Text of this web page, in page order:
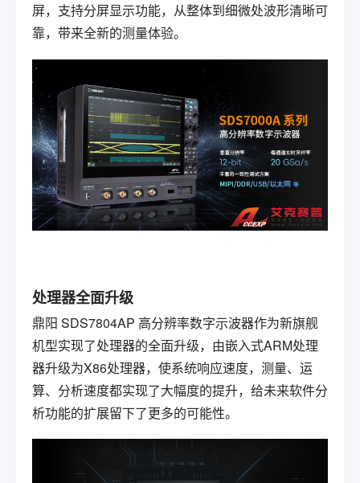
屏，支持分屏显示功能，从整体到细微处波形清晰可
靠，带来全新的测量体验。
处理器全面升级
鼎阳 SDS7804AP 高分辨率数字示波器作为新旗舰
机型实现了处理器的全面升级，由嵌入式ARM处理
器升级为X86处理器，使系统响应速度，测量、运
算、分析速度都实现了大幅度的提升，给未来软件分
析功能的扩展留下了更多的可能性。